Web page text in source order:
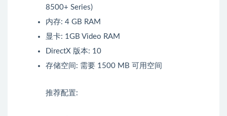
8500+ Series)
内存: 4 GB RAM
显卡: 1GB Video RAM
DirectX 版本: 10
存储空间: 需要 1500 MB 可用空间
推荐配置: